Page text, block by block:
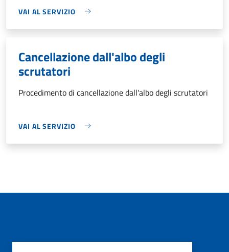
VAI AL SERVIZIO
Cancellazione dall'albo degli
scrutatori
Procedimento di cancellazione dall'albo degli scrutatori
VAI AL SERVIZIO